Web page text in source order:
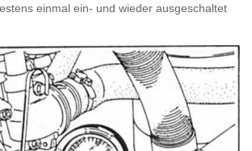
einmal ein- und wieder ausgeschaltet